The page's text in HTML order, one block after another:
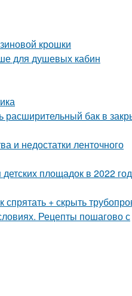
крошки
для душевых кабин
расширительный бак в
и недостатки ленточного
площадок в 2022
спрятать + скрыть
Рецепты пошагово с